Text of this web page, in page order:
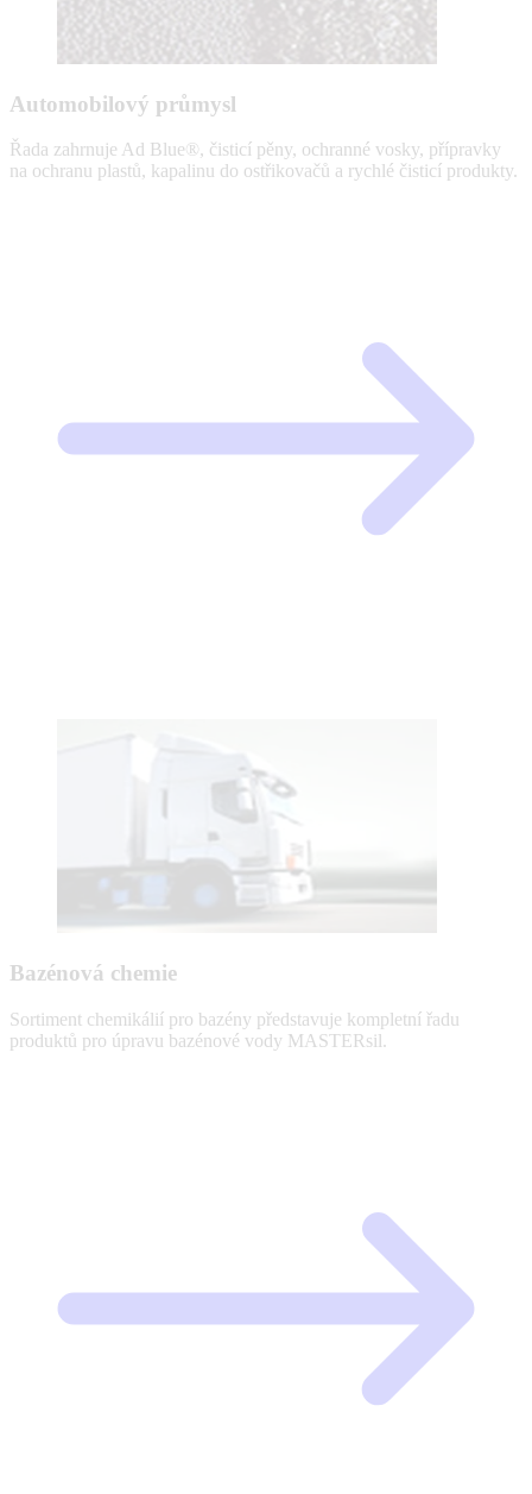
Automobilový průmysl
Řada zahrnuje Ad Blue®, čisticí pěny, ochranné vosky, přípravky
na ochranu plastů, kapalinu do ostřikovačů a rychlé čisticí produkty.
Bazénová chemie
Sortiment chemikálií pro bazény představuje kompletní řadu
produktů pro úpravu bazénové vody MASTERsil.